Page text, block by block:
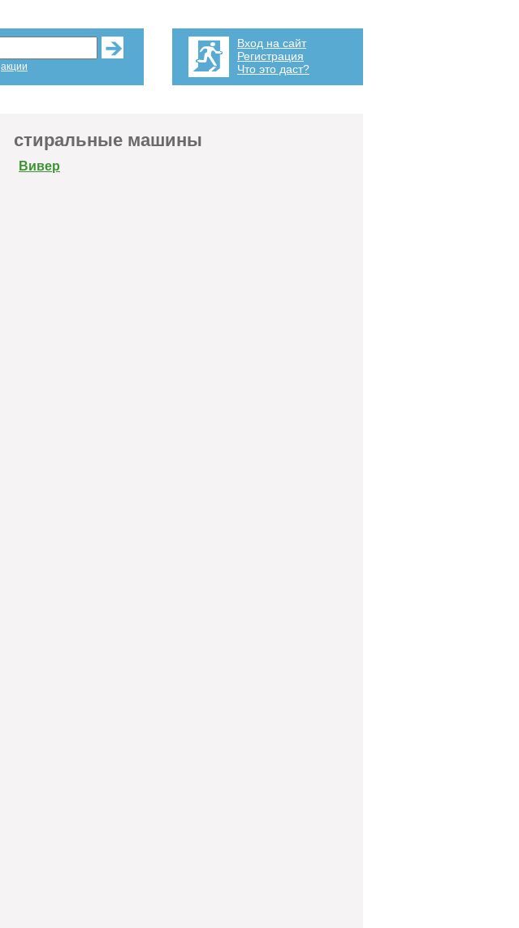
акции
Вход на сайт
Регистрация
Что это даст?
стиральные машины
Вивер